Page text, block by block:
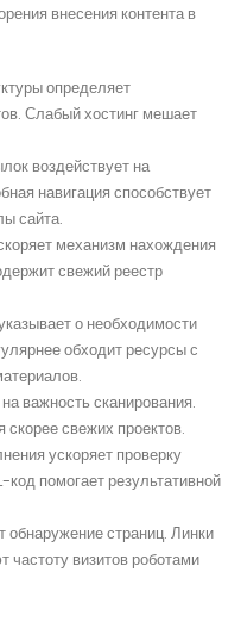
внесения контента в
определяет
Слабый хостинг мешает
воздействует на
навигация способствует
сайта.
механизм нахождения
свежий реестр
о необходимости
обходит ресурсы с
важность сканирования.
свежих проектов.
ускоряет проверку
помогает результативной
обнаружение страниц. Линки
визитов роботами